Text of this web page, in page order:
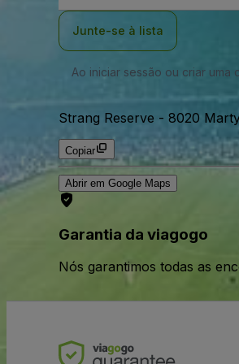
Junte-se à lista
Ao iniciar sessão ou criar uma
Strang Reserve - 8020
Copiar
Abrir em Google Maps
Garantia da viagogo
Nós garantimos todas as